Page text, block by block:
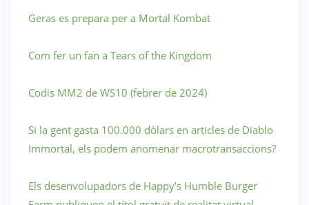
Geras es prepara per a Mortal Kombat
Com fer un fan a Tears of the Kingdom
Codis MM2 de WS10 (febrer de 2024)
Si la gent gasta 100.000 dòlars en articles de Diablo
Immortal, els podem anomenar macrotransaccions?
Els desenvolupadors de Happy's Humble Burger